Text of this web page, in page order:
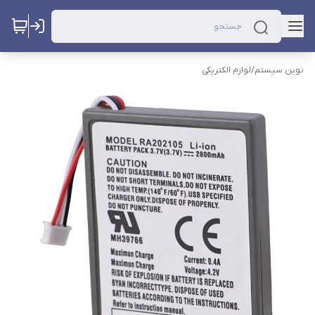
نوین سیستم/لوازم الکتریکی